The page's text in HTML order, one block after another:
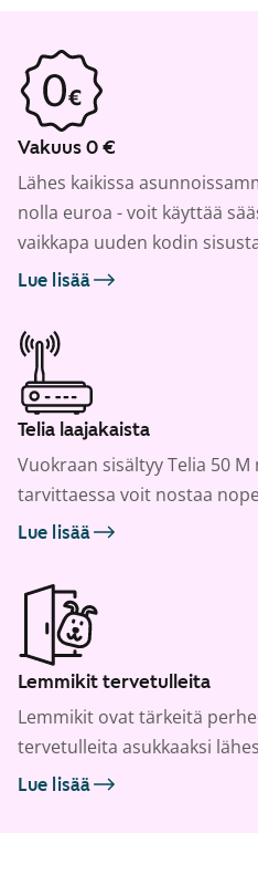
Vakuus 0 €
Lähes kaikissa
nolla euroa - voit käyttää
vaikkapa uuden kodin
Lue lisää
Telia laajakaista
Vuokraan sisältyy Telia 50
tarvittaessa voit nostaa
Lue lisää
Lemmikit tervetulleita
Lemmikit ovat tärkeitä
tervetulleita asukkaaksi
Lue lisää